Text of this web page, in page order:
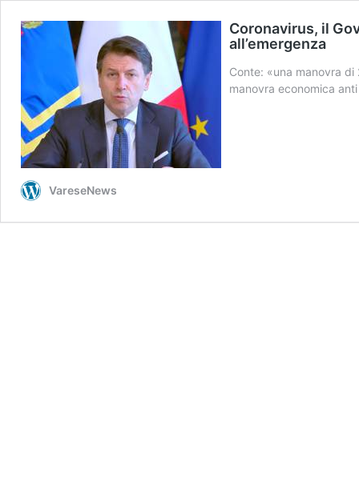
Coronavirus, il
all’emergenza
Conte: «una manovra
manovra economica
VareseNews